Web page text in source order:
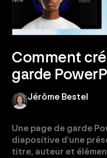
Comment
garde
Jérôme Bestel
Une page de garde
diapositive d'une
titre, auteur et